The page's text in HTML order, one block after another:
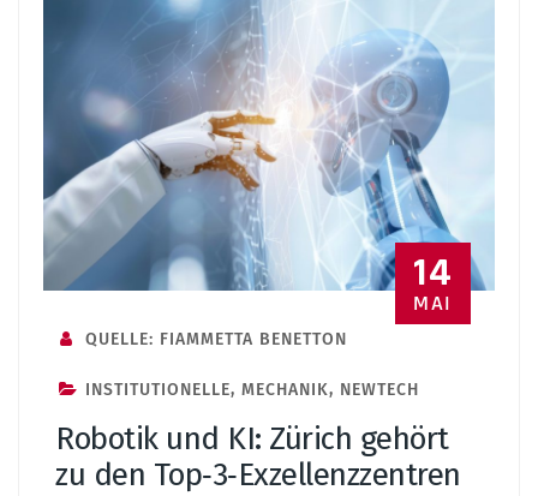
14
MAI
QUELLE: FIAMMETTA BENETTON
INSTITUTIONELLE, MECHANIK, NEWTECH
Robotik und KI: Zürich gehört
zu den Top‑3‑Exzellenzzentren